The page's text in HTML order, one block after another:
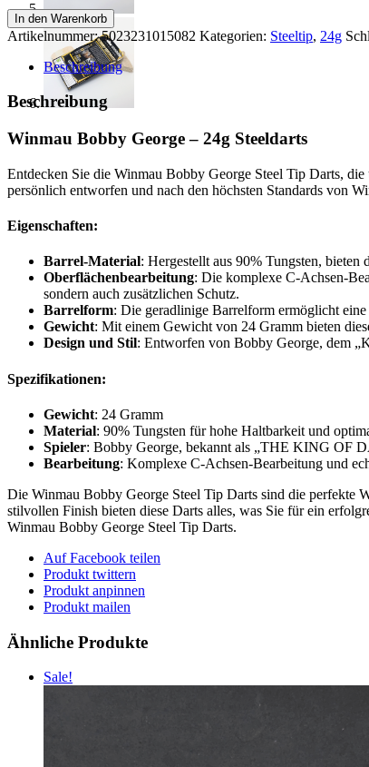
Winmau
-
Bobby
-
24g
Steeldarts
In den Warenkorb
Artikelnummer:5023231015082 Kategorien: Steeltip, 24g
Beschreibung
Beschreibung
Winmau Bobby George – 24g Steeldarts
Entdecken Sie die Winmau Bobby George Steel Tip Darts,
persönlich entworfen und nach den höchsten Standards von
Eigenschaften:
Barrel-Material: Hergestellt aus 90% Tungsten,
Oberflächenbearbeitung: Die komplexe C-Achsen-
sondern auch zusätzlichen Schutz.
Barrelform: Die geradlinige Barrelform ermöglicht
Gewicht: Mit einem Gewicht von 24 Gramm bieten
Design und Stil: Entworfen von Bobby George, dem
Spezifikationen:
Gewicht: 24 Gramm
Material: 90% Tungsten für hohe Haltbarkeit und
Spieler: Bobby George, bekannt als „THE KING OF
Bearbeitung: Komplexe C-Achsen-Bearbeitung und
Die Winmau Bobby George Steel Tip Darts sind die perfekte
stilvollen Finish bieten diese Darts alles, was Sie für ein
Winmau Bobby George Steel Tip Darts.
Auf Facebook teilen
Produkt twittern
Produkt anpinnen
Produkt mailen
Ähnliche Produkte
Sale!